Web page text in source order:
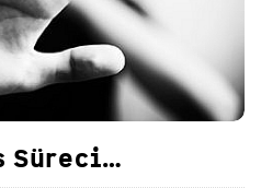
Süreci…